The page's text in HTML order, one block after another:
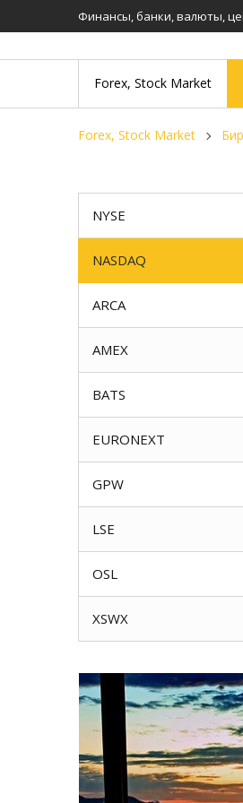
Финансы, банки, валюты,
Forex, Stock Market
Forex, Stock Market
NYSE
NASDAQ
ARCA
AMEX
BATS
EURONEXT
GPW
LSE
OSL
XSWX